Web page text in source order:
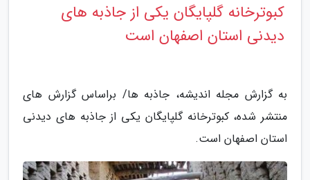
کبوترخانه گلپایگان یکی از جاذبه های
دیدنی استان اصفهان است
به گزارش مجله اندیشه، جاذبه ها/ براساس گزارش های
منتشر شده، کبوترخانه گلپایگان یکی از جاذبه های دیدنی
استان اصفهان است.